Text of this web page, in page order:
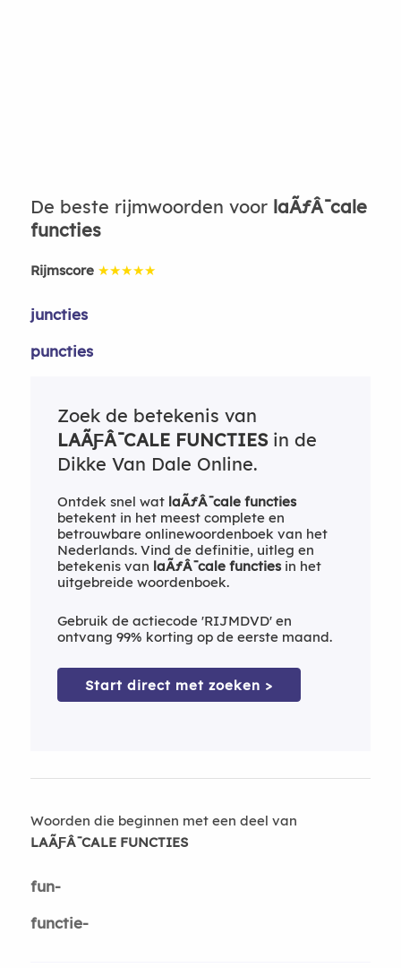
De beste rijmwoorden voor laÃƒÂ¯cale
functies
Rijmscore ★★★★★
juncties
puncties
Zoek de betekenis van
LAÃƑÂ¯CALE FUNCTIESin de
Dikke Van Dale Online.
Ontdek snel wat laÃƒÂ¯cale functies
betekent in het meest complete en
betrouwbare onlinewoordenboek van het
Nederlands. Vind de definitie, uitleg en
betekenis van laÃƒÂ¯cale functiesin het
uitgebreide woordenboek.
Gebruik de actiecode 'RIJMDVD' en
ontvang 99% korting op de eerste maand.
Start direct met zoeken >
Woorden die beginnen met een deel van
LAÃƑÂ¯CALE FUNCTIES
fun-
functie-